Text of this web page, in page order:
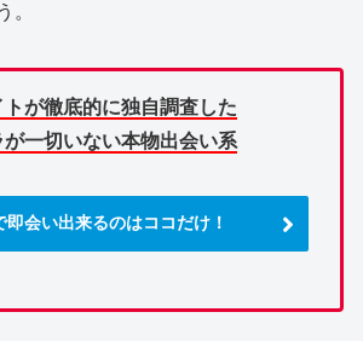
。
トが徹底的に独自調査した
が一切いない本物出会い系
即会い出来るのはココだけ！